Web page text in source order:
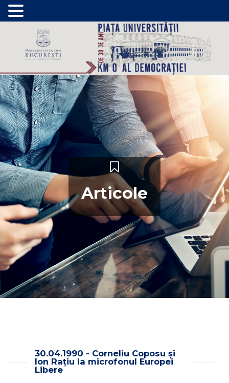
Articole
30.04.1990 - Corneliu Coposu și
Ion Rațiu la microfonul Europei
Libere